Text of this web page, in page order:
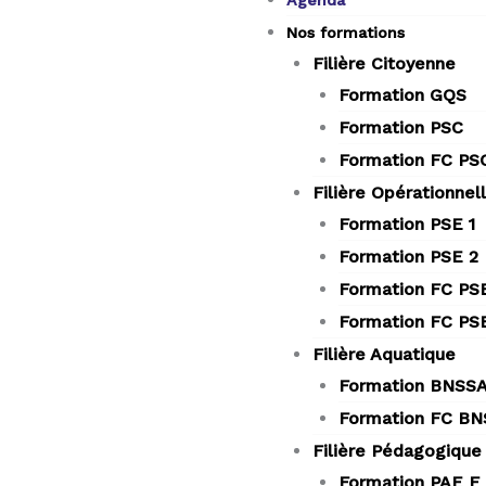
Nos formations
Filière Citoyenne
Formation GQS
Formation PSC
Formation FC
Filière
Formation PSE 1
Formation PSE 2
Formation FC
Formation FC
Filière Aquatique
Formation
Formation FC
Filière Pédagogique